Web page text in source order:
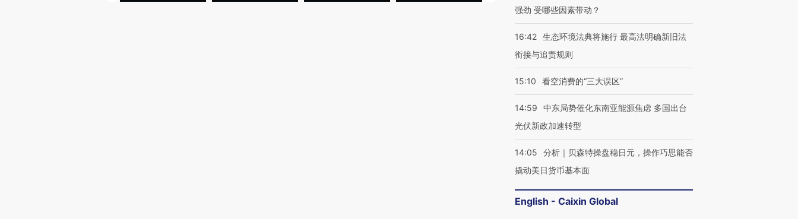
强劲 受哪些因素带动？
16:42 生态环境法典将施行 最高法明确新旧法
衔接与追责规则
15:10 看空消费的“三大误区”
14:59
中东局势催化东南亚能源焦虑 多国出台
光伏新政加速转型
14:05
分析｜贝森特操盘稳日元，操作巧思能否
撬动美日货币基本面
English - Caixin Global